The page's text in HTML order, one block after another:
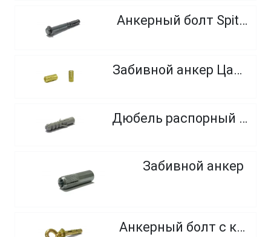
Анкерный болт Spit TRIGA Z
Забивной анкер Цанга, латунь
Дюбель распорный полиамид
Забивной анкер
Анкерный болт с кольцом